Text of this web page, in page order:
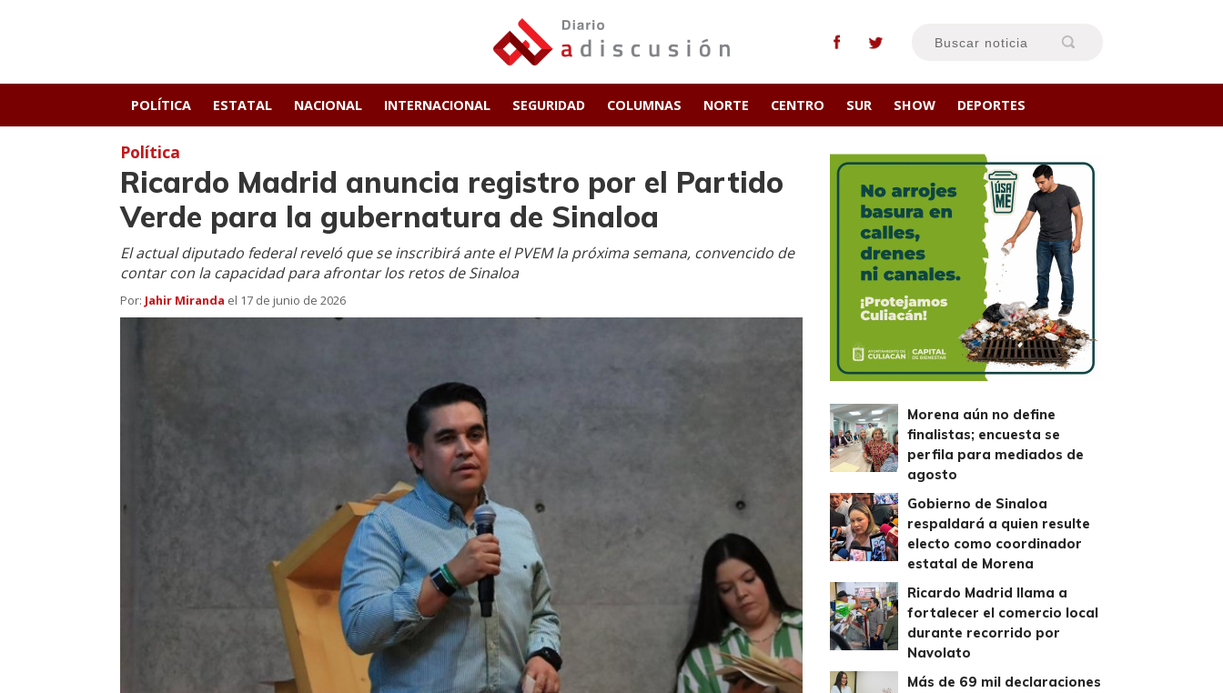
POLÍTICA ESTATAL NACIONAL INTERNACIONAL SEGURIDAD COLUMNAS NORTE CENTRO SUR SHOW DEPORTES
Política
Ricardo Madrid anuncia registro por el Partido
Verde para la gubernatura de Sinaloa
El actual diputado federal reveló que se inscribirá ante el PVEM la próxima semana, convencido de
contar con la capacidad para afrontar los retos de Sinaloa
Por: Jahir Miranda el 17 de junio de 2026
Morena aún no define
finalistas; encuesta se
perfila para mediados de
agosto
Gobierno de Sinaloa
respaldará a quien resulte
electo como coordinador
estatal de Morena
Ricardo Madrid llama a
fortalecer el comercio local
durante recorrido por
Navolato
Más de 69 mil declaraciones